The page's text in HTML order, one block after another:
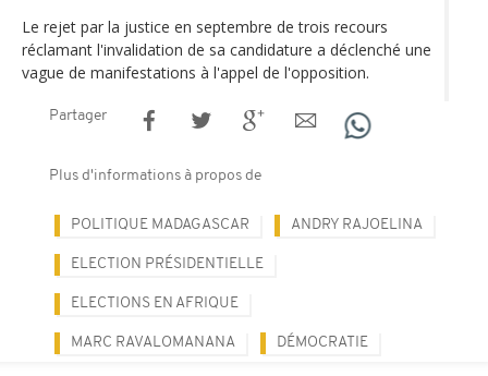
Le rejet par la justice en septembre de trois recours
réclamant l'invalidation de sa candidature a déclenché une
vague de manifestations à l'appel de l'opposition.
Partager
Plus d'informations à propos de
POLITIQUE MADAGASCAR ANDRY RAJOELINA
ELECTION PRÉSIDENTIELLE
ELECTIONS EN AFRIQUE
MARC RAVALOMANANA DÉMOCRATIE